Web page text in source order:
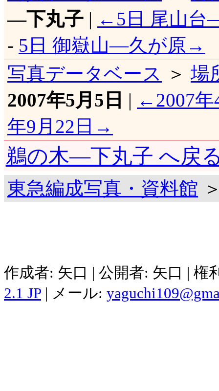
―下丸子 | ←5日 尾山台
- 5日 御嶽山―久が原→
写真データベース
＞ 場
2007年5月5日 | ←2007年
年9月22日→
鵜の木―下丸子 へ戻
東急編成写真・資料館
作成者: 矢口 | 公開者: 矢口 |
2.1 JP | メール: